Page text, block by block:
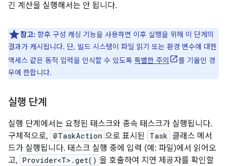
긴 계산을 실행해서는 안 됩니다.
참고: 향후 구성 캐싱 기능을 사용하면 이후 실행을 위해 이 단계의
결과가 캐시됩니다. 단, 빌드 시스템이 파일 읽기 또는 환경 변수에 대한
액세스 같은 동적 입력을 인식할 수 있도록 특별한 주의
를 기울인 경
우에 한합니다.
실행 단계
실행 단계에서는 요청된 태스크와 종속 태스크가 실행됩니다.
구체적으로, @TaskAction 으로 표시된 Task 클래스 메서
드가 실행됩니다. 태스크 실행 중에 입력 (예: 파일)에서 읽어오
고, Provider<T>.get() 을 호출하여 지연 제공자를 확인할